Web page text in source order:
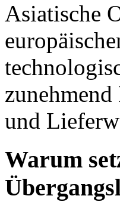
Asiatische
und
Warum